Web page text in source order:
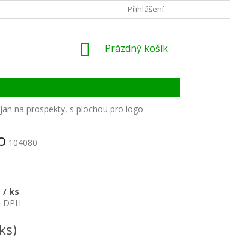
ZÁRUKA, SERVIS, REKLAMACEPřihlášení
NÁKUPNÍ
Prázdný košík
na prospekty, s plochou pro logo
104080
/ ks
DPH